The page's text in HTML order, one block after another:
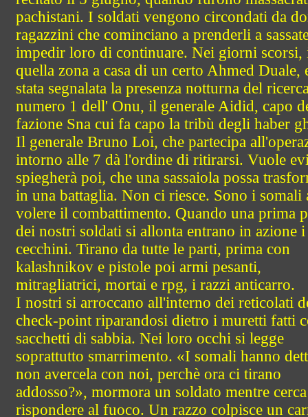
pachistani. I soldati vengono circondati da
ragazzini che cominciano a prenderli a
impedir loro di continuare. Nei giorni scorsi,
quella zona a casa di un certo Ahmed Duale,
stata segnalata la presenza notturna del
numero 1 dell' Onu, il generale Aidid, capo
fazione Sna cui fa capo la tribù degli haber
Il generale Bruno Loi, che partecipa
intorno alle 7 dà l'ordine di ritirarsi. Vuole
spiegherà poi, che una sassaiola possa
in una battaglia. Non ci riesce. Sono i somali
volere il combattimento. Quando una prima
dei nostri soldati si allonta entrano in azione i
cecchini. Tirano da tutte le parti, prima con
kalashnikov e pistole poi armi pesanti,
mitragliatrici, mortai e rpg, i razzi anticarro.
I nostri si arroccano all'interno dei reticolati
check-point riparandosi dietro i muretti fatti
sacchetti di sabbia. Nei loro occhi si legge
soprattutto smarrimento. «I somali hanno
non avercela con noi, perchè ora ci tirano
addosso?», mormora un soldato mentre
rispondere al fuoco. Un razzo colpisce un